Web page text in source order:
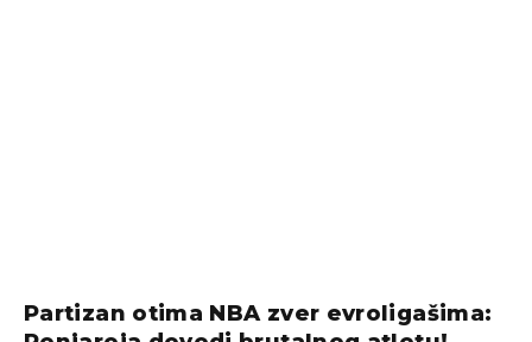
Partizan otima NBA zver evroligašima: